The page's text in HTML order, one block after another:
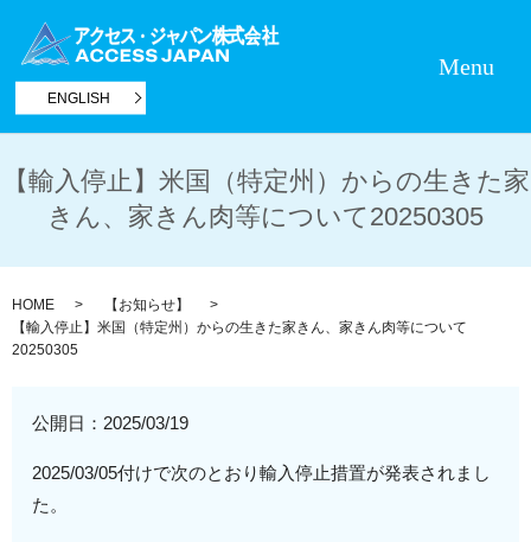
ENGLISH
Menu
【輸入停止】米国（特定州）からの生きた家
きん、家きん肉等について20250305
HOME
【お知らせ】
【輸入停止】米国（特定州）からの生きた家きん、家きん肉等について
20250305
公開日： 2025/03/19
2025/03/05付けで次のとおり輸入停止措置が発表されまし
た。